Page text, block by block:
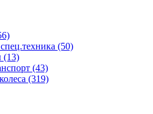
(50)
(13)
(43)
(319)